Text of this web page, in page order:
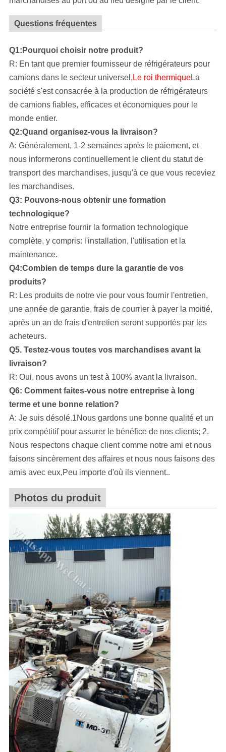
Questions fréquentes
Q1:Pourquoi choisir notre produit?
R: En tant que premier fournisseur de réfrigérateurs pour
camions dans le secteur universel,Le roi thermiqueLa
société s'est consacrée à la production de réfrigérateurs
de camions fiables, efficaces et économiques pour le
monde entier.
Q2:Quand organisez-vous la livraison?
A: Généralement, 1-2 semaines après le paiement, et
nous informerons continuellement le client du statut de
transport des marchandises, jusqu'à ce que vous receviez
les marchandises.
Q3: Pouvons-nous obtenir une formation
technologique?
Notre entreprise fournir la formation technologique
complète, y compris: l'installation, l'utilisation et la
maintenance.
Q4:Combien de temps dure la garantie de vos
produits?
R: Les produits de notre vie pour vous fournir l'entretien,
une année de garantie, frais de courrier à payer la moitié,
après un an de frais d'entretien seront supportés par les
acheteurs.
Q5. Testez-vous toutes vos marchandises avant la
livraison?
R: Oui, nous avons un test à 100% avant la livraison.
Q6: Comment faites-vous notre entreprise à long
terme et une bonne relation?
A: Je suis désolé.1Nous gardons une bonne qualité et un
prix compétitif pour assurer le bénéfice de nos clients; 2.
Nous respectons chaque client comme notre ami et nous
faisons sincèrement des affaires et nous nous faisons des
amis avec eux,Peu importe d'où ils viennent..
Photos du produit